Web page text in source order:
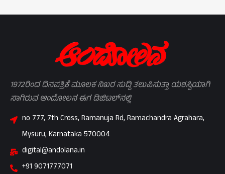
1972ರಿಂದ ದಿನಪತ್ರಿಕೆ ಮೂಲಕ ನಿಖರ ಸುದ್ದಿ ತಲುಪಿಸುತ್ತಾ ಯಶಸ್ವಿಯಾಗಿ
ಸಾಗಿರುವ ಆಂದೋಲನ ಈಗ ಡಿಜಿಟಲ್‌ನಲ್ಲಿ
no 777, 7th Cross, Ramanuja Rd, Ramachandra Agrahara,
Mysuru, Karnataka 570004
digital@andolana.in
+91 9071777071